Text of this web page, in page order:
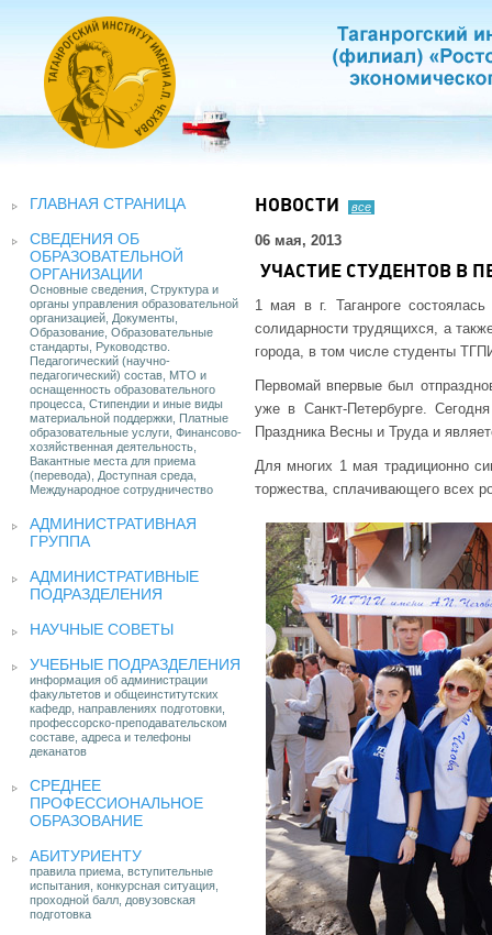
ГЛАВНАЯ СТРАНИЦА
СВЕДЕНИЯ ОБ
ОБРАЗОВАТЕЛЬНОЙ
ОРГАНИЗАЦИИ
Основные сведения, Структура и
органы управления образовательной
организацией, Документы,
Образование, Образовательные
стандарты, Руководство.
Педагогический (научно-
педагогический) состав, МТО и
оснащенность образовательного
процесса, Стипендии и иные виды
материальной поддержки, Платные
образовательные услуги, Финансово-
хозяйственная деятельность,
Вакантные места для приема
(перевода), Доступная среда,
Международное сотрудничество
АДМИНИСТРАТИВНАЯ
ГРУППА
АДМИНИСТРАТИВНЫЕ
ПОДРАЗДЕЛЕНИЯ
НАУЧНЫЕ СОВЕТЫ
УЧЕБНЫЕ ПОДРАЗДЕЛЕНИЯ
информация об администрации
факультетов и общеинститутских
кафедр, направлениях подготовки,
профессорско-преподавательском
составе, адреса и телефоны
деканатов
СРЕДНЕЕ
ПРОФЕССИОНАЛЬНОЕ
ОБРАЗОВАНИЕ
АБИТУРИЕНТУ
правила приема, вступительные
испытания, конкурсная ситуация,
проходной балл, довузовская
подготовка
НОВОСТИ все
06 мая, 2013
УЧАСТИЕ СТУДЕНТОВ В
1 мая в г. Таганроге
солидарности трудящихся, а
города, в том числе студенты
Первомай впервые был
уже в Санкт-Петербурге.
Праздника Весны и Труда и
Для многих 1 мая традиционно
торжества, сплачивающего всех